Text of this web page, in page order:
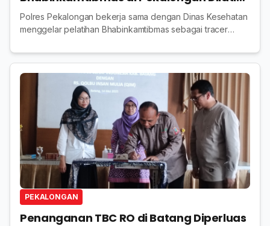
Jadi Tracer
Polres Pekalongan bekerja sama dengan Dinas Kesehatan
menggelar pelatihan Bhabinkamtibmas sebagai tracer
PEKALONGAN
Penanganan TBC RO di Batang Diperluas